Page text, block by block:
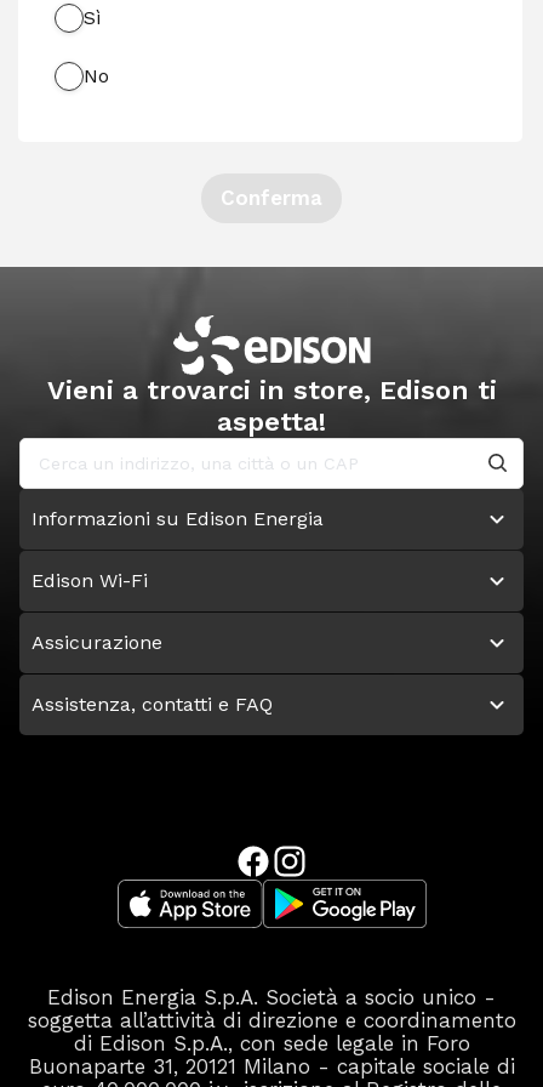
Sì
No
Conferma
Vieni a trovarci in store, Edison ti
aspetta!
Informazioni su Edison Energia
Edison Wi-Fi
Assicurazione
Assistenza, contatti e FAQ
Edison Energia S.p.A. Società a socio unico -
soggetta all’attività di direzione e coordinamento
di Edison S.p.A., con sede legale in Foro
Buonaparte 31, 20121 Milano - capitale sociale di